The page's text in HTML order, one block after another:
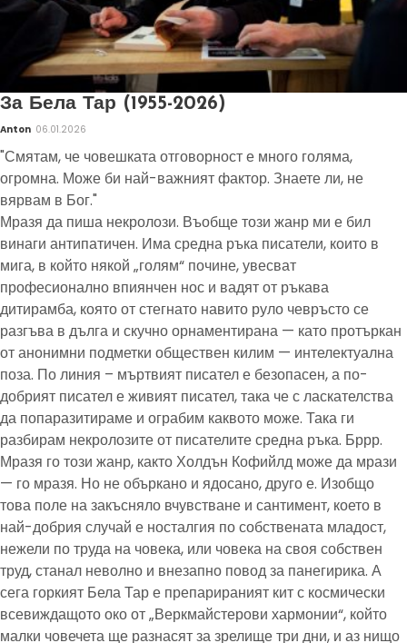
За Бела Тар (1955-2026)
Anton 06.01.2026
"Смятам, че човешката отговорност е много голяма,
огромна. Може би най-важният фактор. Знаете ли, не
вярвам в Бог."
Мразя да пиша некролози. Въобще този жанр ми е бил
винаги антипатичен. Има средна ръка писатели, които в
мига, в който някой „голям“ почине, увесват
професионално впиянчен нос и вадят от ръкава
дитирамба, която от стегнато навито руло чевръсто се
разгъва в дълга и скучно орнаментирана — като протъркан
от анонимни подметки обществен килим — интелектуална
поза. По линия – мъртвият писател е безопасен, а по-
добрият писател е живият писател, така че с ласкателства
да попаразитираме и ограбим каквото може. Така ги
разбирам некролозите от писателите средна ръка. Бррр.
Мразя го този жанр, както Холдън Кофийлд може да мрази
— го мразя. Но не объркано и ядосано, друго е. Изобщо
това поле на закъсняло вчувстване и сантимент, което в
най-добрия случай е носталгия по собствената младост,
нежели по труда на човека, или човека на своя собствен
труд, станал неволно и внезапно повод за панегирика. А
сега горкият Бела Тар е препарираният кит с космически
всевиждащото око от „Веркмайстерови хармонии“, който
малки човечета ще разнасят за зрелище три дни, и аз нищо